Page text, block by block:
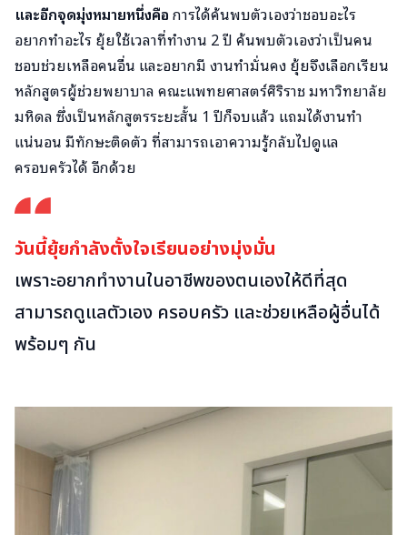
และอีกจุดมุ่งหมายหนึ่งคือการได้ค้นพบตัวเองว่าชอบอะไร
อยากทำอะไร ยุ้ยใช้เวลาที่ทำงาน 2 ปี ค้นพบตัวเองว่าเป็นคน
ชอบช่วยเหลือคนอื่น และอยากมี งานทำมั่นคง ยุ้ยจึงเลือกเรียน
หลักสูตรผู้ช่วยพยาบาล คณะแพทยศาสตร์ศิริราช มหาวิทยาลัย
มหิดล ซึ่งเป็นหลักสูตรระยะสั้น 1 ปีก็จบแล้ว แถมได้งานทำ
แน่นอน มีทักษะติดตัว ที่สามารถเอาความรู้กลับไปดูแล
ครอบครัวได้ อีกด้วย
วันนี้ยุ้ยกำลังตั้งใจเรียนอย่างมุ่งมั่น
เพราะอยากทำงานในอาชีพของตนเองให้ดีที่สุด
สามารถดูแลตัวเอง ครอบครัว และช่วยเหลือผู้อื่นได้
พร้อมๆ กัน